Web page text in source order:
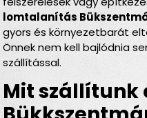
lomtalanítás
gyors és környezetbarát
Önnek nem kell bajlódnia
szállítással.
Mit szállítunk